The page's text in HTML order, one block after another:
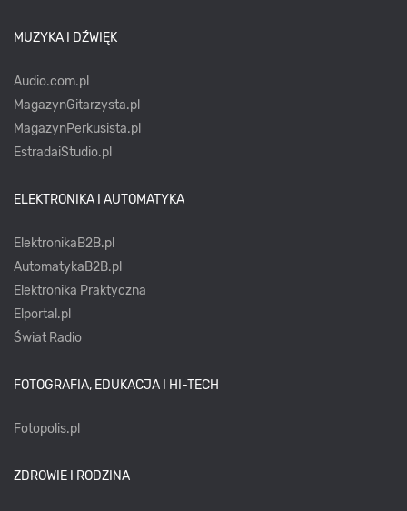
MUZYKA I DŹWIĘK
Audio.com.pl
MagazynGitarzysta.pl
MagazynPerkusista.pl
EstradaiStudio.pl
ELEKTRONIKA I AUTOMATYKA
ElektronikaB2B.pl
AutomatykaB2B.pl
Elektronika Praktyczna
Elportal.pl
Świat Radio
FOTOGRAFIA, EDUKACJA I HI-TECH
Fotopolis.pl
ZDROWIE I RODZINA